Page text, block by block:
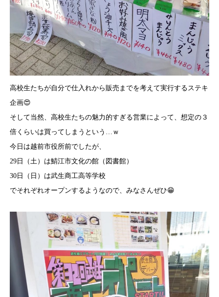
高校生たちが自分で仕入れから販売までを考えて実行するステキ
企画😍
そして当然、高校生たちの魅力的すぎる営業によって、想定の３
倍くらいは買ってしまうという…ｗ
今日は越前市役所前でしたが、
29日（土）は鯖江市文化の館（図書館）
30日（日）は武生商工高等学校
でそれぞれオープンするようなので、みなさんぜひ😁